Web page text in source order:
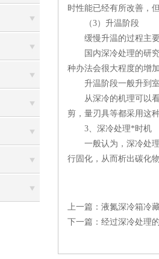
时性能已经有所改善，
（3）升温阶段
缓慢升温的过程主要
国内深冷处理的研究
种办法会很大程度的增
升温阶段一般升到室
从深冷的机理可以看
剪，量刃具等都采用这
3、深冷处理*时机
一般认为，深冷处理
行固化，从而析出碳化
上一篇： 液氮深冷箱冷
下一篇： 经过深冷处理